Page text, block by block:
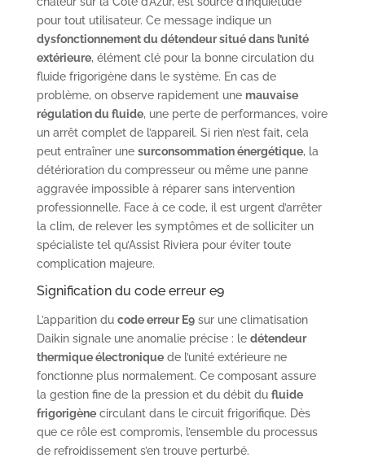
pour tout utilisateur. Ce message indique un
dysfonctionnement du détendeur situé dans l’unité
extérieure, élément clé pour la bonne circulation du
fluide frigorigène dans le système. En cas de
problème, on observe rapidement une mauvaise
régulation du fluide, une perte de performances, voire
un arrêt complet de l’appareil. Si rien n’est fait, cela
peut entraîner une surconsommation énergétique, la
détérioration du compresseur ou même une panne
aggravée impossible à réparer sans intervention
professionnelle. Face à ce code, il est urgent d’arrêter
la clim, de relever les symptômes et de solliciter un
spécialiste tel qu’Assist Riviera pour éviter toute
complication majeure.
Signification du code erreur e9
L’apparition du code erreur E9sur une climatisation
Daikin signale une anomalie précise : le détendeur
thermique électroniquede l’unité extérieure ne
fonctionne plus normalement. Ce composant assure
la gestion fine de la pression et du débit du fluide
frigorigènecirculant dans le circuit frigorifique. Dès
que ce rôle est compromis, l’ensemble du processus
de refroidissement s’en trouve perturbé.